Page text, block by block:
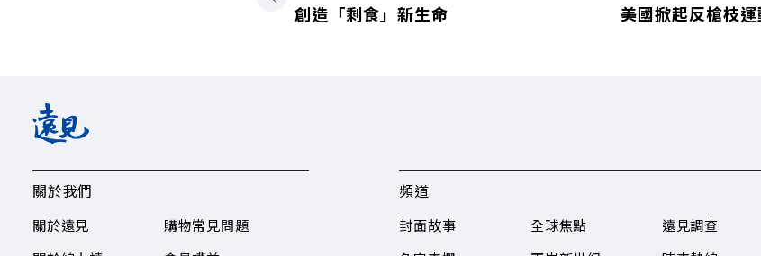
創造「剩食」新生命 美國掀起反槍枝
關於我們
關於遠見
購物常見問題
頻道
封面故事
全球焦點
遠見調查